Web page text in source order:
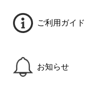
ご利用ガイド
お知らせ